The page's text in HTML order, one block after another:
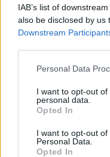
IAB’s list of
also be disclosed by us
Downstream
Personal Data
I want to opt-out
personal data.
Opted In
I want to opt-out
Personal Data.
Opted In